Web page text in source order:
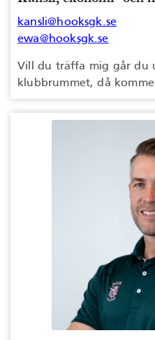
kansli@hooksgk.se
ewa@hooksgk.se
Vill du träffa mig går du
klubbrummet, då